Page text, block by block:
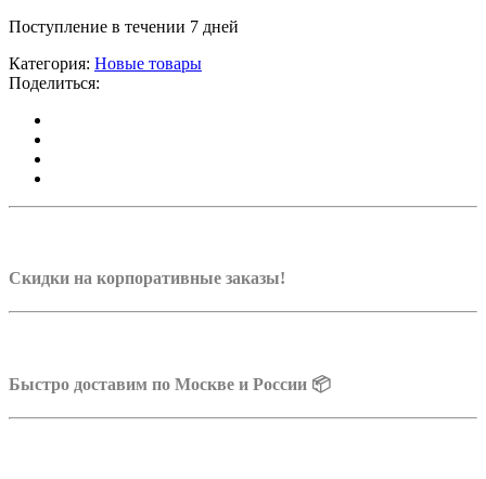
Поступление в течении 7 дней
Категория: Новые товары
Поделиться:
Скидки на корпоративные заказы!
Быстро доставим по Москве и России 📦